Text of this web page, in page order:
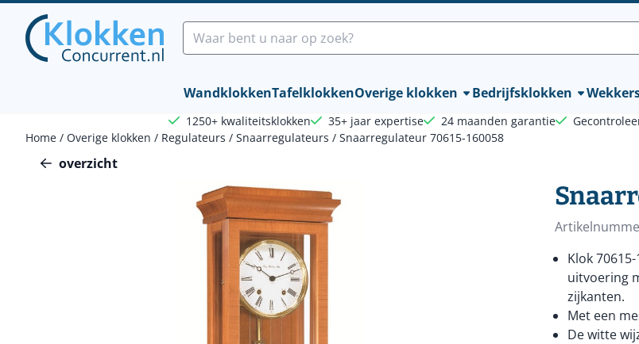
Cookievoorkeuren zijn beschikbaar. Kies instellingen of sta alle cookies toe.
Zoeken
WandklokkenTafelklokkenOverige klokken Bedrijfsklokken
1250+ kwaliteitsklokken 35+ jaar expertise 24 maanden garantie
Home / Overige klokken / Regulateurs / Snaarregulateurs / Snaarregulateur 70615-160058
overzicht
Klok
uitvoering
zijkanten.
Met een
De witte